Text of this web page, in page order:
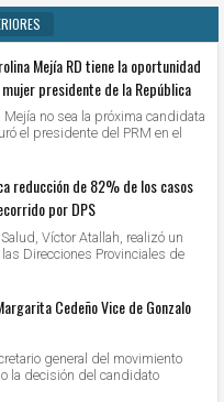
Mejía RD tiene la oportunidad
presidente de la República
no sea la próxima candidata
el presidente del PRM en el
reducción de 82% de los casos
por DPS
Víctor Atallah, realizó un
Direcciones Provinciales de
Cedeño Vice de Gonzalo
general del movimiento
la decisión del candidato